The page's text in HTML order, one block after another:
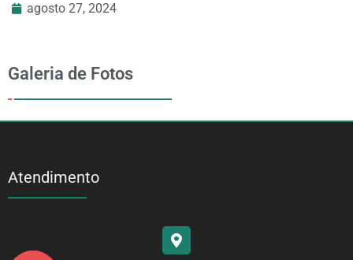
agosto 27, 2024
Galeria de Fotos
Atendimento